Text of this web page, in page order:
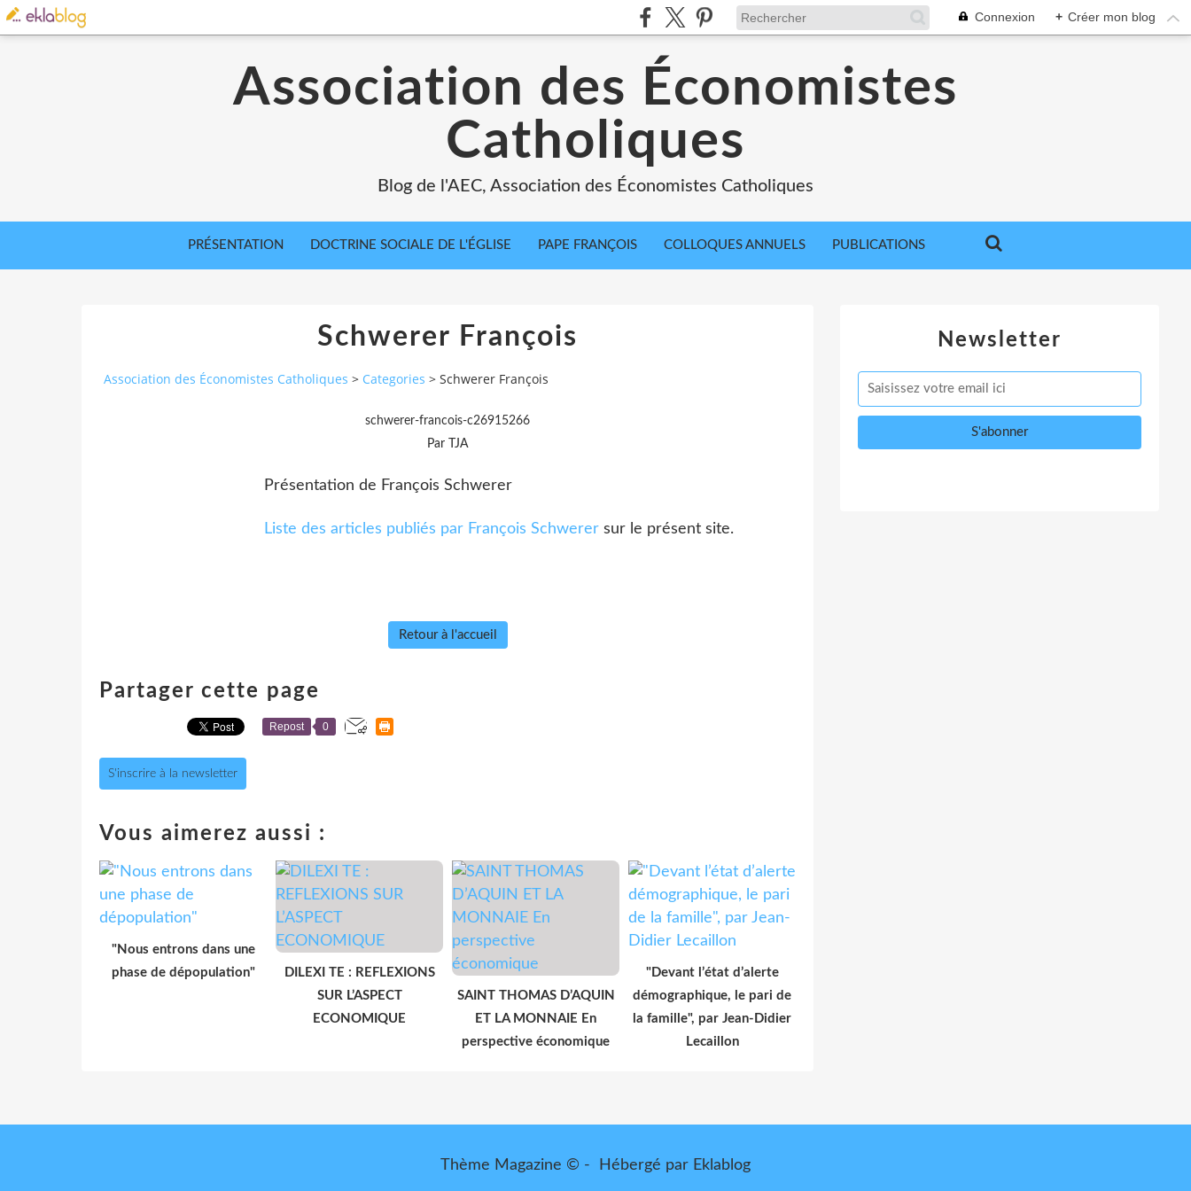
Connexion + Créer mon blog
Association des Économistes
Catholiques
Blog de l'AEC, Association des Économistes Catholiques
PRÉSENTATION DOCTRINE SOCIALE DE L'ÉGLISE PAPE FRANÇOIS COLLOQUES ANNUELS PUBLICATIONS
Schwerer François
Association des Économistes Catholiques > Categories > Schwerer François
schwerer-francois-c26915266
Par TJA
Présentation de François Schwerer
Liste des articles publiés par François Schwerer sur le présent site.
Retour à l'accueil
Partager cette page
Repost 0
S'inscrire à la newsletter
Vous aimerez aussi :
"Nous entrons dans une
phase de dépopulation"
DILEXI TE : REFLEXIONS
SUR L’ASPECT
ECONOMIQUE
SAINT THOMAS D’AQUIN
ET LA MONNAIE En
perspective économique
"Devant l’état d’alerte
démographique, le pari de
la famille", par Jean-Didier
Lecaillon
Newsletter
Thème Magazine © - Hébergé par Eklablog